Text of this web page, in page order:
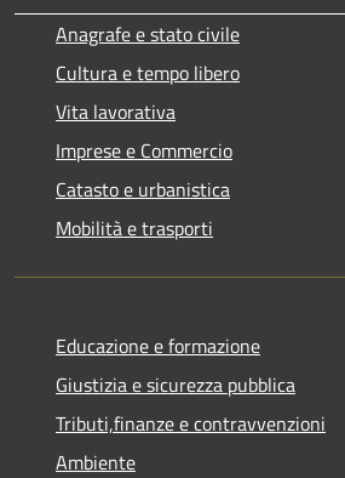
Anagrafe e stato civile
Cultura e tempo libero
Vita lavorativa
Imprese e Commercio
Catasto e urbanistica
Mobilità e trasporti
Educazione e formazione
Giustizia e sicurezza pubblica
Tributi,finanze e contravvenzioni
Ambiente